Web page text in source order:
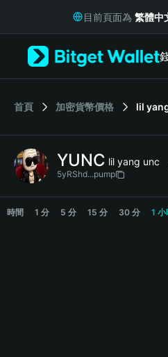
Русский
Italiano
简体中文
繁體中文
Bahasa Indonesia
目前頁面為 繁體中
首頁 加密貨幣價格 lil
YUNC lil yang unc
5yRShd...pump
YUNC Price Chart
時間 1 分 5 分 15 分 30 分 1 小